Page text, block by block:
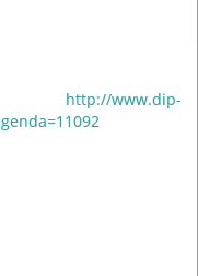
http://www.dip-